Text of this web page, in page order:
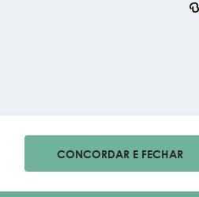
CONCORDAR E FECHAR